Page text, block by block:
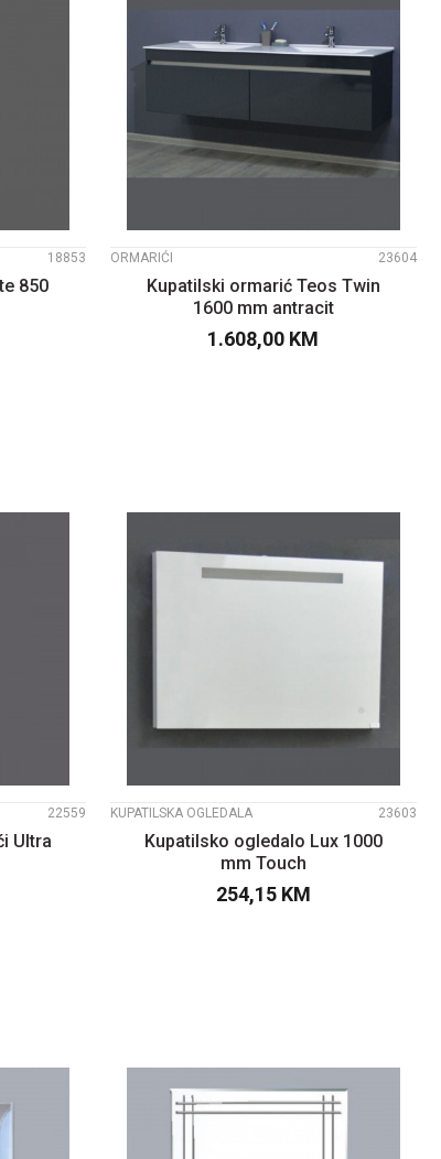
18853
850
ORMARIĆI 23604
Kupatilski ormarić Teos Twin
1600 mm antracit
1.608,00 KM
22559
Ultra
KUPATILSKA OGLEDALA 23603
Kupatilsko ogledalo Lux 1000
mm Touch
254,15 KM